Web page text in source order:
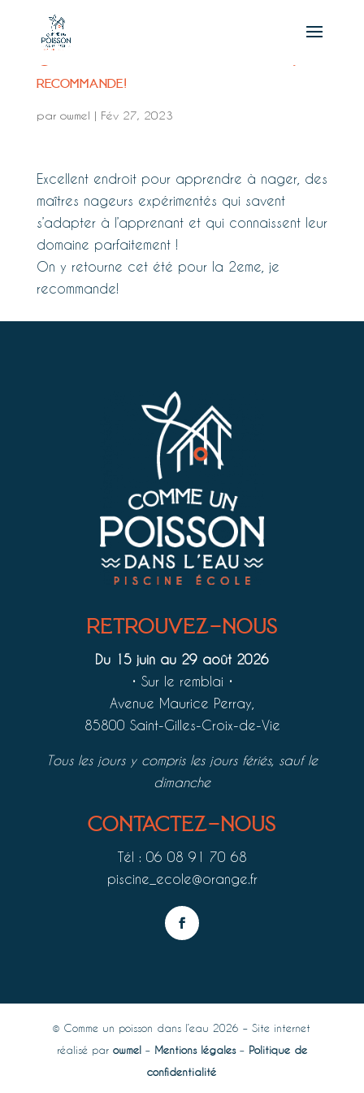
recommande!
par owmel | Fév 27, 2023
Excellent endroit pour apprendre à nager, des
maîtres nageurs expérimentés qui savent
s’adapter à l’apprenant et qui connaissent leur
domaine parfaitement !
On y retourne cet été pour la 2eme, je
recommande!
retrouvez-nous
Du 15 juin au 29 août 2026
• Sur le remblai •
Avenue Maurice Perray,
85800 Saint-Gilles-Croix-de-Vie
Tous les jours y compris les jours fériés, sauf le
dimanche
contactez-nous
Tél : 06 08 91 70 68
piscine_ecole@orange.fr
© Comme un poisson dans l’eau 2026 – Site internet
réalisé par owmel– Mentions légales– Politique de
confidentialité